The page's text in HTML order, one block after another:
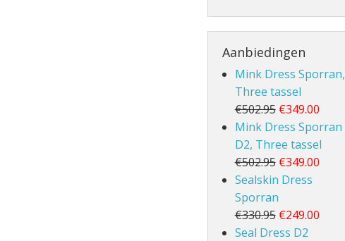
Aanbiedingen
Mink Dress Sporran,
Three tassel
€502.95 €349.00
Mink Dress Sporran
D2, Three tassel
€502.95 €349.00
Sealskin Dress
Sporran
€330.95 €249.00
Seal Dress D2